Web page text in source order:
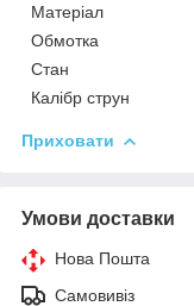
Матеріал
Обмотка
Стан
Калібр струн
Приховати
Умови доставки
Нова Пошта
Самовивіз